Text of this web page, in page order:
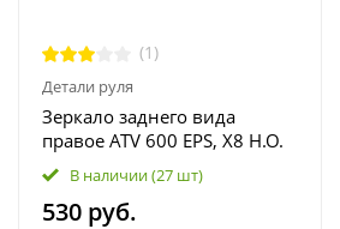
(1)
Детали руля
Зеркало заднего вида
правое ATV 600 EPS, X8 H.O.
EPS, X10 EPS, 400L EPS, 1000
OVERLAND EPS 9AY0-200300
В наличии(27 шт)
530 руб.